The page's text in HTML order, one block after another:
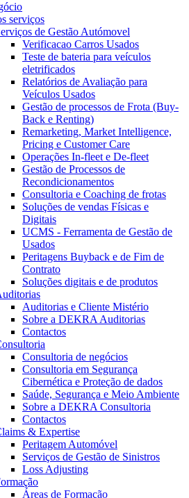
serviços
de Gestão Autómovel
Verificacao Carros Usados
Teste de bateria para veículos
eletrificados
Relatórios de Avaliação para
Veículos Usados
Gestão de processos de Frota (Buy-
Back e Renting)
Remarketing, Market Intelligence,
Pricing e Customer Care
Operações In-fleet e De-fleet
Gestão de Processos de
Recondicionamentos
Consultoria e Coaching de frotas
Soluções de vendas Físicas e
Digitais
UCMS - Ferramenta de Gestão de
Usados
Peritagens Buyback e de Fim de
Contrato
Soluções digitais e de produtos
Auditorias e Cliente Mistério
Sobre a DEKRA Auditorias
Contactos
Consultoria de negócios
Consultoria em Segurança
Cibernética e Proteção de dados
Saúde, Segurança e Meio Ambiente
Sobre a DEKRA Consultoria
Contactos
& Expertise
Peritagem Automóvel
Serviços de Gestão de Sinistros
Loss Adjusting
Áreas de Formação